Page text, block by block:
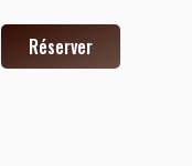
Tir à l’arc
Jeu d’entonnoire
Réserver